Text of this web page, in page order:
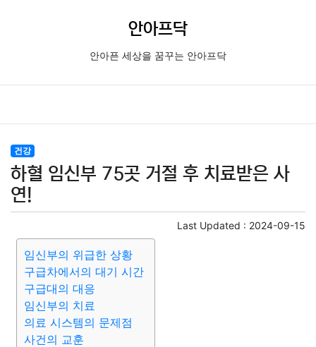
안아프닥
안아픈 세상을 꿈꾸는 안아프닥
건강
하혈 임신부 75곳 거절 후 치료받은 사
연!
Last Updated : 2024-09-15
임신부의 위급한 상황
구급차에서의 대기 시간
구급대의 대응
임신부의 치료
의료 시스템의 문제점
사건의 교훈